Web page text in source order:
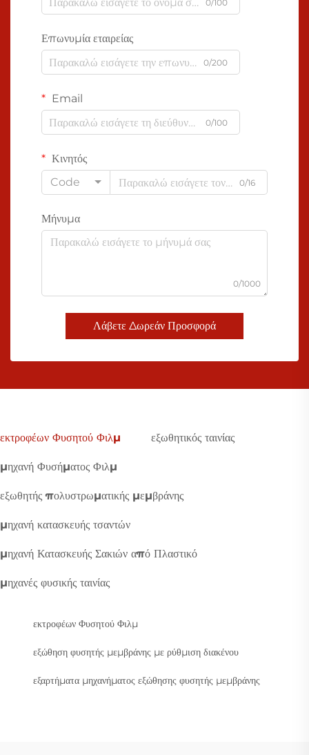
0/100
Επωνυμία εταιρείας
0/200
Email
0/100
Κινητός
Code
0/16
Μήνυμα
0/1000
Λάβετε Δωρεάν Προσφορά
εκτροφέων Φυσητού Φιλμ εξωθητικός ταινίας
μηχανή Φυσήματος Φιλμ
εξωθητής πολυστρωματικής μεμβράνης
μηχανή κατασκευής τσαντών
μηχανή Κατασκευής Σακιών από Πλαστικό
μηχανές φυσικής ταινίας
εκτροφέων Φυσητού Φιλμ
εξώθηση φυσητής μεμβράνης με ρύθμιση διακένου
εξαρτήματα μηχανήματος εξώθησης φυσητής μεμβράνης